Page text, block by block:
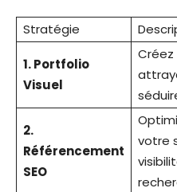
Stratégie
1. Portfolio
Visuel
Créez
2.
Référencement
SEO
votre